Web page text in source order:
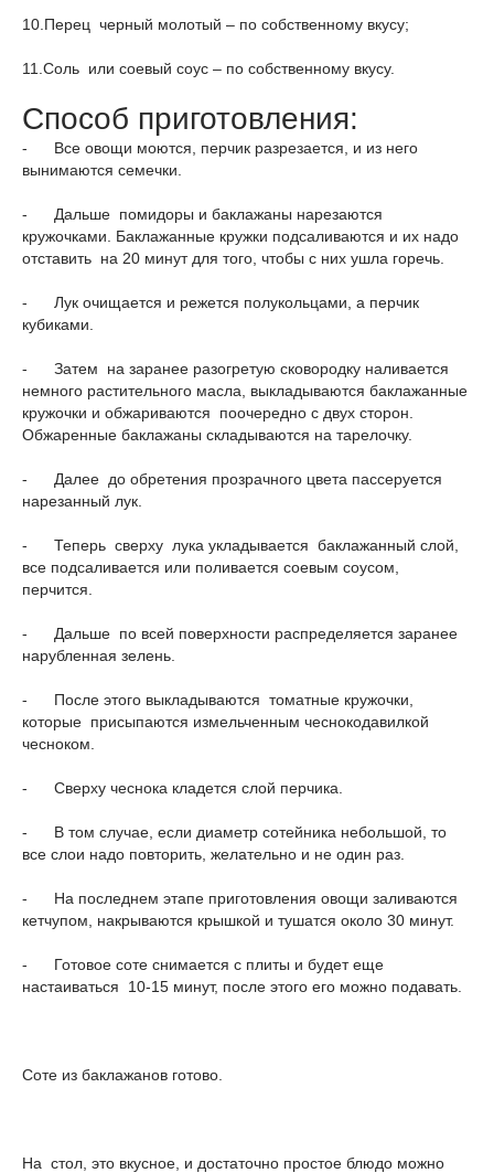
10.Перец черный молотый – по собственному вкусу;
11.Соль или соевый соус – по собственному вкусу.
Способ приготовления:
- Все овощи моются, перчик разрезается, и из него
вынимаются семечки.
- Дальше помидоры и баклажаны нарезаются
кружочками. Баклажанные кружки подсаливаются и их надо
отставить на 20 минут для того, чтобы с них ушла горечь.
- Лук очищается и режется полукольцами, а перчик
кубиками.
- Затем на заранее разогретую сковородку наливается
немного растительного масла, выкладываются баклажанные
кружочки и обжариваются поочередно с двух сторон.
Обжаренные баклажаны складываются на тарелочку.
- Далее до обретения прозрачного цвета пассеруется
нарезанный лук.
- Теперь сверху лука укладывается баклажанный слой,
все подсаливается или поливается соевым соусом,
перчится.
- Дальше по всей поверхности распределяется заранее
нарубленная зелень.
- После этого выкладываются томатные кружочки,
которые присыпаются измельченным чеснокодавилкой
чесноком.
- Сверху чеснока кладется слой перчика.
- В том случае, если диаметр сотейника небольшой, то
все слои надо повторить, желательно и не один раз.
- На последнем этапе приготовления овощи заливаются
кетчупом, накрываются крышкой и тушатся около 30 минут.
- Готовое соте снимается с плиты и будет еще
настаиваться 10-15 минут, после этого его можно подавать.
Соте из баклажанов готово.
На стол, это вкусное, и достаточно простое блюдо можно